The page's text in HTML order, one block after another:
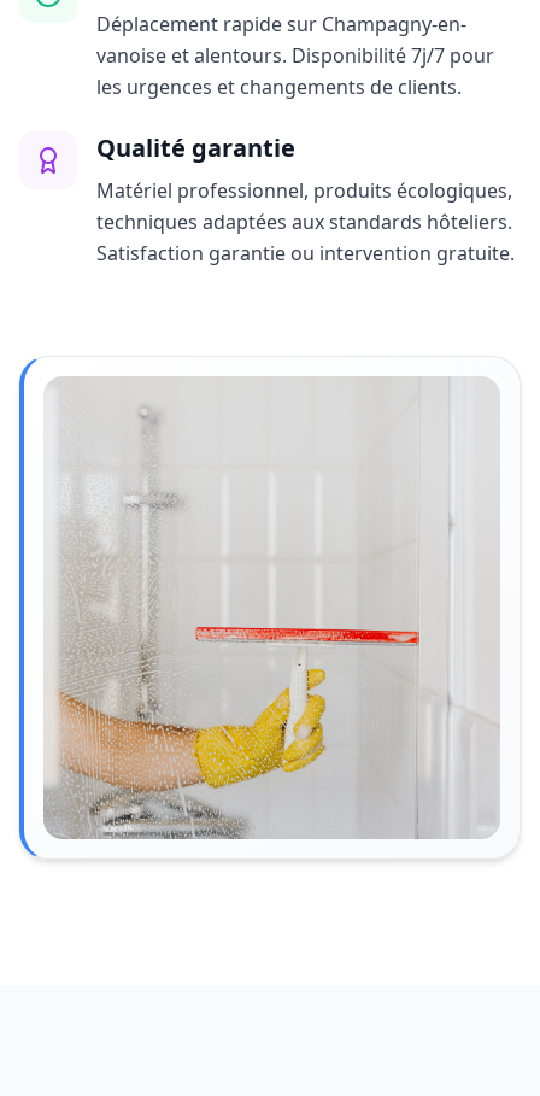
Déplacement rapide sur Champagny-en-
vanoise et alentours. Disponibilité 7j/7 pour
les urgences et changements de clients.
Qualité garantie
Matériel professionnel, produits écologiques,
techniques adaptées aux standards hôteliers.
Satisfaction garantie ou intervention gratuite.